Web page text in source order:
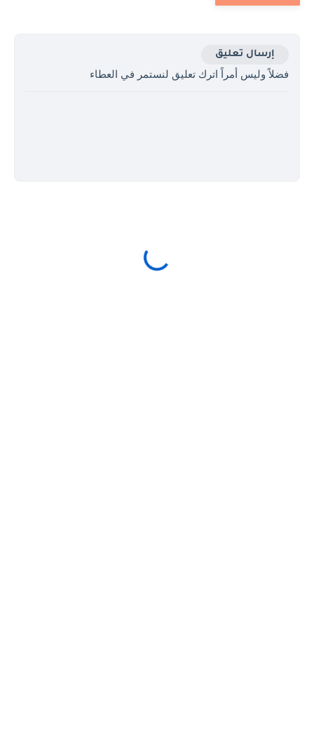
إرسال تعليق
فضلاً وليس أمراً اترك تعليق لنستمر في العطاء